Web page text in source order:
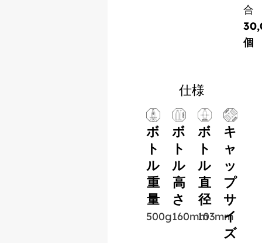
合
個
仕様
ボ
ト
ル
重
量
500g
ボ
ト
ル
高
さ
160mm
ボ
ト
ル
直
径
103mm
キ
ャ
ッ
プ
サ
イ
ズ